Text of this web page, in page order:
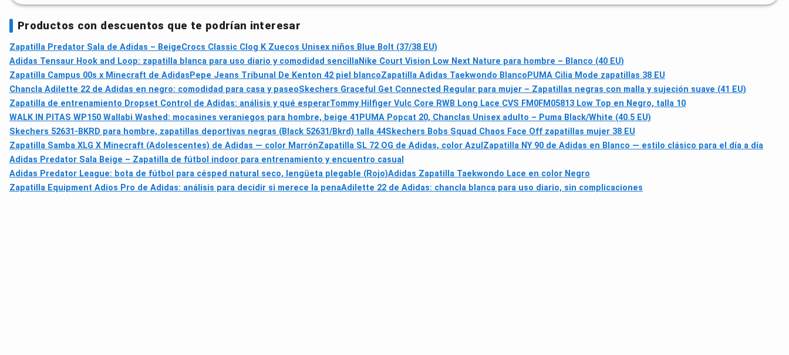
Productos con descuentos que te podrían interesar
Zapatilla Predator Sala de Adidas – BeigeCrocs Classic Clog K Zuecos Unisex niños Blue Bolt (37/38 EU)
Adidas Tensaur Hook and Loop: zapatilla blanca para uso diario y comodidad sencillaNike Court Vision Low Next Nature para hombre – Blanco (40 EU)
Zapatilla Campus 00s x Minecraft de Adidas Pepe Jeans Tribunal De Kenton 42 piel blancoZapatilla Adidas Taekwondo Blanco PUMA Cilia Mode zapatillas 38 EU
Chancla Adilette 22 de Adidas en negro: comodidad para casa y paseoSkechers Graceful Get Connected Regular para mujer – Zapatillas negras con malla y sujeción suave (41 EU)
Zapatilla de entrenamiento Dropset Control de Adidas: análisis y qué esperarTommy Hilfiger Vulc Core RWB Long Lace CVS FM0FM05813 Low Top en Negro, talla 10
WALK IN PITAS WP150 Wallabi Washed: mocasines veraniegos para hombre, beige 41 PUMA Popcat 20, Chanclas Unisex adulto – Puma Black/White (40.5 EU)
Skechers 52631-BKRD para hombre, zapatillas deportivas negras (Black 52631/Bkrd) talla 44Skechers Bobs Squad Chaos Face Off zapatillas mujer 38 EU
Zapatilla Samba XLG X Minecraft (Adolescentes) de Adidas — color MarrónZapatilla SL 72 OG de Adidas, color Azul Zapatilla NY 90 de Adidas en Blanco — estilo clásico para el día a día
Adidas Predator Sala Beige – Zapatilla de fútbol indoor para entrenamiento y encuentro casual
Adidas Predator League: bota de fútbol para césped natural seco, lengüeta plegable (Rojo)Adidas Zapatilla Taekwondo Lace en color Negro
Zapatilla Equipment Adios Pro de Adidas: análisis para decidir si merece la penaAdilette 22 de Adidas: chancla blanca para uso diario, sin complicaciones